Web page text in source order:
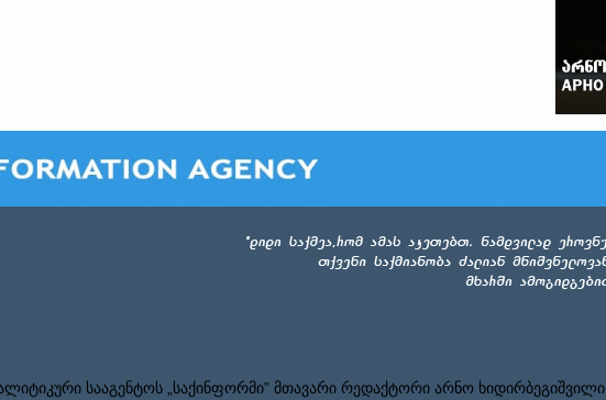
სააგენტოს „საქინფორმი” მთავარი რედაქტორი არნო ხიდირბეგიშვილი